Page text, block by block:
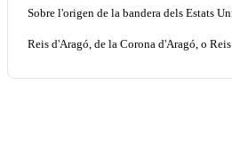
Sobre l'origen de la bandera dels Estats
Reis d'Aragó, de la Corona d'Aragó, o